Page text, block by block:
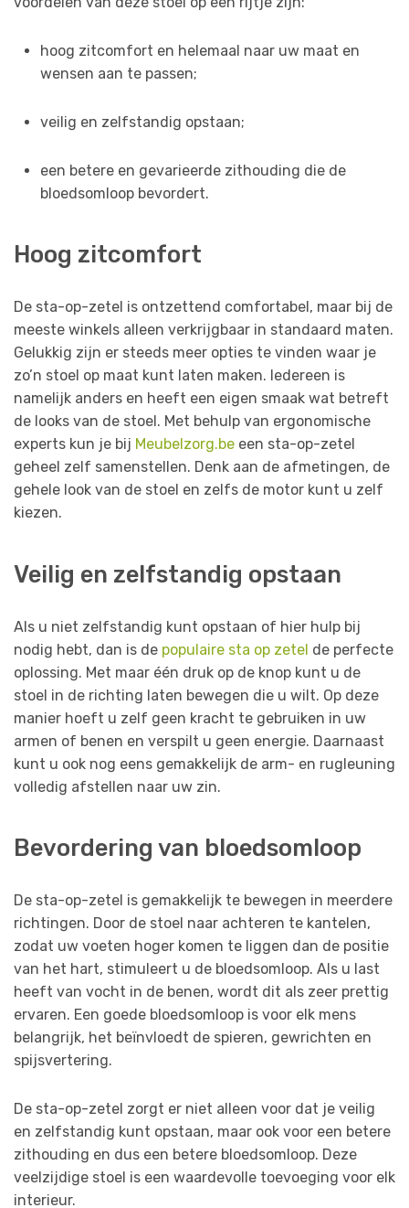
hoog zitcomfort en helemaal naar uw maat en
wensen aan te passen;
veilig en zelfstandig opstaan;
een betere en gevarieerde zithouding die de
bloedsomloop bevordert.
Hoog zitcomfort
De sta-op-zetel is ontzettend comfortabel, maar bij de
meeste winkels alleen verkrijgbaar in standaard maten.
Gelukkig zijn er steeds meer opties te vinden waar je
zo’n stoel op maat kunt laten maken. Iedereen is
namelijk anders en heeft een eigen smaak wat betreft
de looks van de stoel. Met behulp van ergonomische
experts kun je bij Meubelzorg.be een sta-op-zetel
geheel zelf samenstellen. Denk aan de afmetingen, de
gehele look van de stoel en zelfs de motor kunt u zelf
kiezen.
Veilig en zelfstandig opstaan
Als u niet zelfstandig kunt opstaan of hier hulp bij
nodig hebt, dan is de populaire sta op zetel de perfecte
oplossing. Met maar één druk op de knop kunt u de
stoel in de richting laten bewegen die u wilt. Op deze
manier hoeft u zelf geen kracht te gebruiken in uw
armen of benen en verspilt u geen energie. Daarnaast
kunt u ook nog eens gemakkelijk de arm- en rugleuning
volledig afstellen naar uw zin.
Bevordering van bloedsomloop
De sta-op-zetel is gemakkelijk te bewegen in meerdere
richtingen. Door de stoel naar achteren te kantelen,
zodat uw voeten hoger komen te liggen dan de positie
van het hart, stimuleert u de bloedsomloop. Als u last
heeft van vocht in de benen, wordt dit als zeer prettig
ervaren. Een goede bloedsomloop is voor elk mens
belangrijk, het beïnvloedt de spieren, gewrichten en
spijsvertering.
De sta-op-zetel zorgt er niet alleen voor dat je veilig
en zelfstandig kunt opstaan, maar ook voor een betere
zithouding en dus een betere bloedsomloop. Deze
veelzijdige stoel is een waardevolle toevoeging voor elk
interieur.